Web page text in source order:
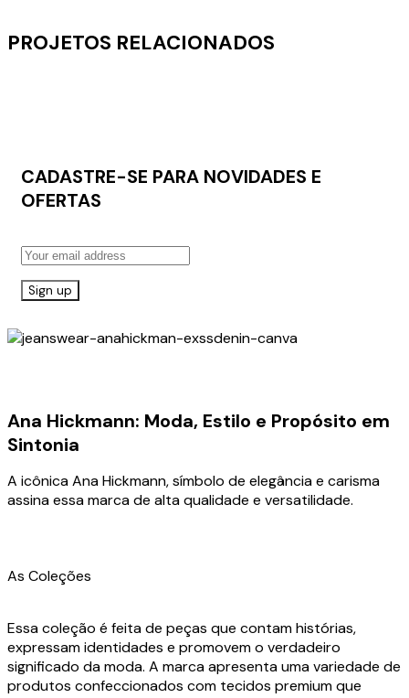
PROJETOS RELACIONADOS
CADASTRE-SE PARA NOVIDADES E
OFERTAS
Ana Hickmann: Moda, Estilo e Propósito em
Sintonia
A icônica Ana Hickmann, símbolo de elegância e carisma
assina essa marca de alta qualidade e versatilidade.
As Coleções
Essa coleção é feita de peças que contam histórias,
expressam identidades e promovem o verdadeiro
significado da moda. A marca apresenta uma variedade de
produtos confeccionados com tecidos premium que